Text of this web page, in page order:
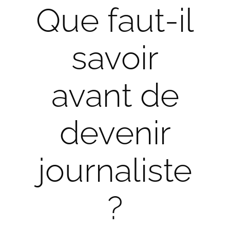
Que faut-il
savoir
avant de
devenir
journaliste
?